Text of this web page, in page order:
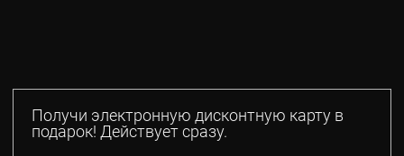
Получи электронную дисконтную карту в
подарок! Действует сразу.